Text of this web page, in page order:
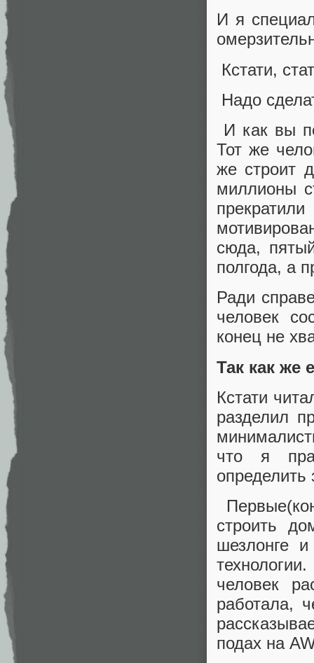
И я
Кстати,
Надо
И как вы
Тот же
же строит
миллионы
сюда,
полгода, а
Ради
человек
конец не
Так как же
Кстати
разделил
что я
определить
строить
шезлонге
человек
работала,
подах на